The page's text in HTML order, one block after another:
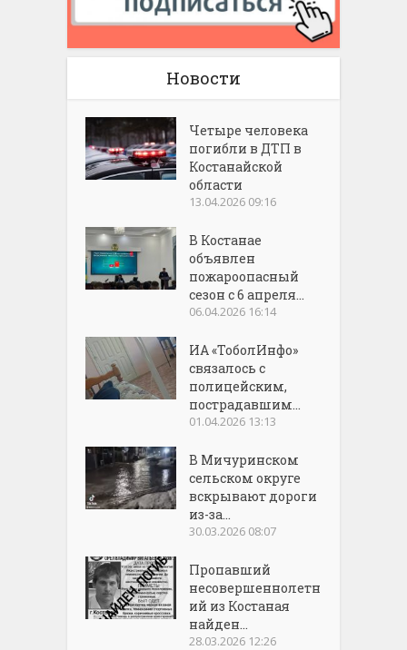
Новости
Четыре человека
погибли в ДТП в
Костанайской
области
13.04.2026 09:16
В Костанае
объявлен
пожароопасный
сезон с 6 апреля...
06.04.2026 16:14
ИА «ТоболИнфо»
связалось с
полицейским,
пострадавшим...
01.04.2026 13:13
В Мичуринском
сельском округе
вскрывают дороги
из-за...
30.03.2026 08:07
Пропавший
несовершеннолетн
ий из Костаная
найден...
28.03.2026 12:26